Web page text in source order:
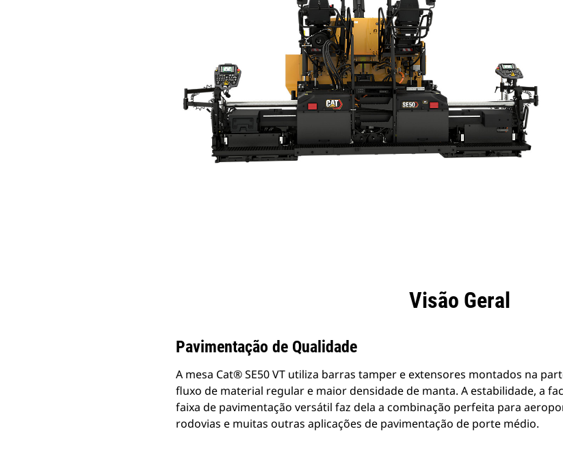
Visão Geral
Pavimentação de Qualidade
A mesa Cat® SE50 VT utiliza barras tamper e extensores montados na
fluxo de material regular e maior densidade de manta. A estabilidade, a
faixa de pavimentação versátil faz dela a combinação perfeita para
rodovias e muitas outras aplicações de pavimentação de porte médio.